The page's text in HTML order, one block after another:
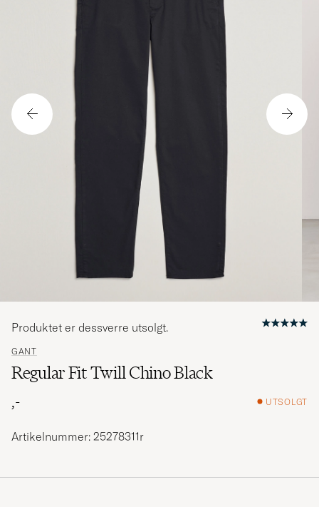
GANT
Regular Fit Twill Chino Black
,-
UTSOLGT
Produktet er dessverre utsolgt.
Artikelnummer: 25278311r